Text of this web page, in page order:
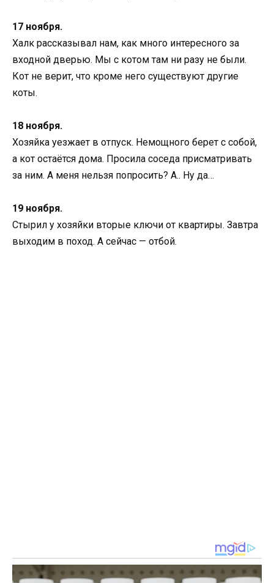
17 ноября.
Халк рассказывал нам, как много интересного за
входной дверью. Мы с котом там ни разу не были.
Кот не верит, что кроме него существуют другие
коты.
18 ноября.
Хозяйка уезжает в отпуск. Немощного берет с собой,
а кот остаётся дома. Просила соседа присматривать
за ним. А меня нельзя попросить? А.. Ну да…
19 ноября.
Стырил у хозяйки вторые ключи от квартиры. Завтра
выходим в поход. А сейчас — отбой.